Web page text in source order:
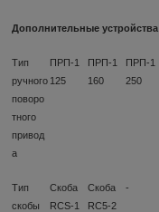
Дополнительные устройства
Тип
ручного
поворо
тного
привод
а
ПРП-1
125
ПРП-1
160
ПРП-1
250
Тип
скобы
Скоба
RCS-1
Скоба
RC5-2
-